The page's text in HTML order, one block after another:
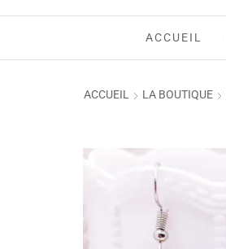
ACCUEIL
ACCUEIL LA BOUTIQUE